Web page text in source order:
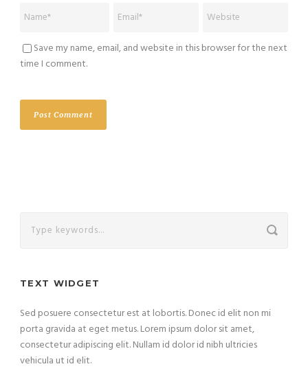
Save my name, email, and website in this browser for the next
time I comment.
TEXT WIDGET
Sed posuere consectetur est at lobortis. Donec id elit non mi
porta gravida at eget metus. Lorem ipsum dolor sit amet,
consectetur adipiscing elit. Nullam id dolor id nibh ultricies
vehicula ut id elit.